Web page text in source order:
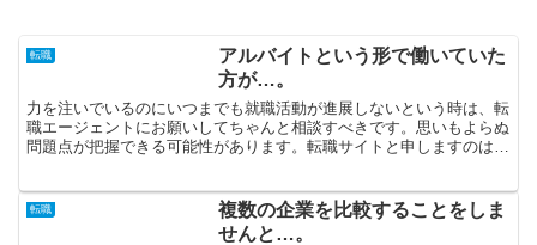
転職
アルバイトという形で働いていた
方が…。
力を注いでいるのにいつまでも就職活動が進展しないという時は、転
職エージェントにお願いしてちゃんと相談すべきです。思いもよらぬ
問題点が把握できる可能性があります。転職サイトと申しますのは評
転職
複数の企業を比較することをしま
せんと…。